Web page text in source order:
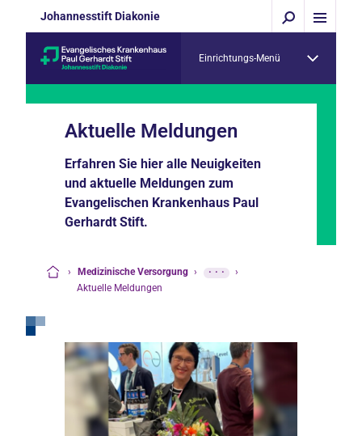
Johannesstift Diakonie
Einrichtungs-Menü
Aktuelle Meldungen
Erfahren Sie hier alle Neuigkeiten
und aktuelle Meldungen zum
Evangelischen Krankenhaus Paul
Gerhardt Stift.
› Medizinische Versorgung › ···
›
Aktuelle Meldungen